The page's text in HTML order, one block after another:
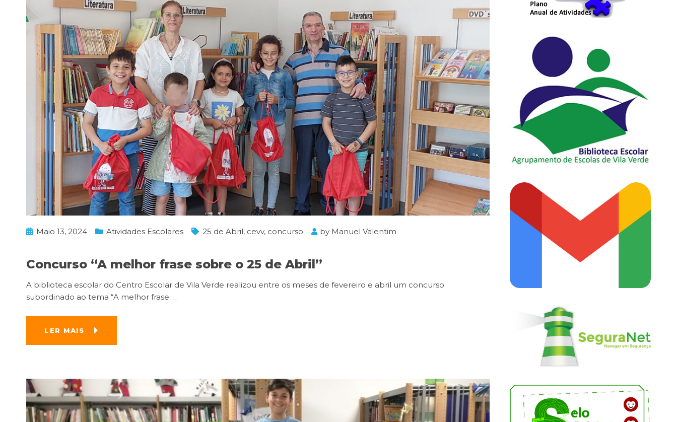
Maio 13, 2024 Atividades Escolares 25 de Abril, cevv, concurso by Manuel Valentim
Concurso “A melhor frase sobre o 25 de Abril”
A biblioteca escolar do Centro Escolar de Vila Verde realizou entre os meses de fevereiro e abril um concurso
subordinado ao tema “A melhor frase …
LER MAIS